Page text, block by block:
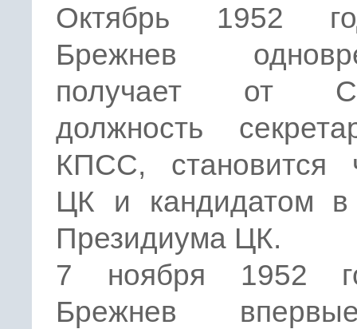
Октябрь 1952
Брежнев
получает от
должность
КПСС, становится
ЦК и кандидатом
Президиума ЦК.
7 ноября 1952
Брежнев